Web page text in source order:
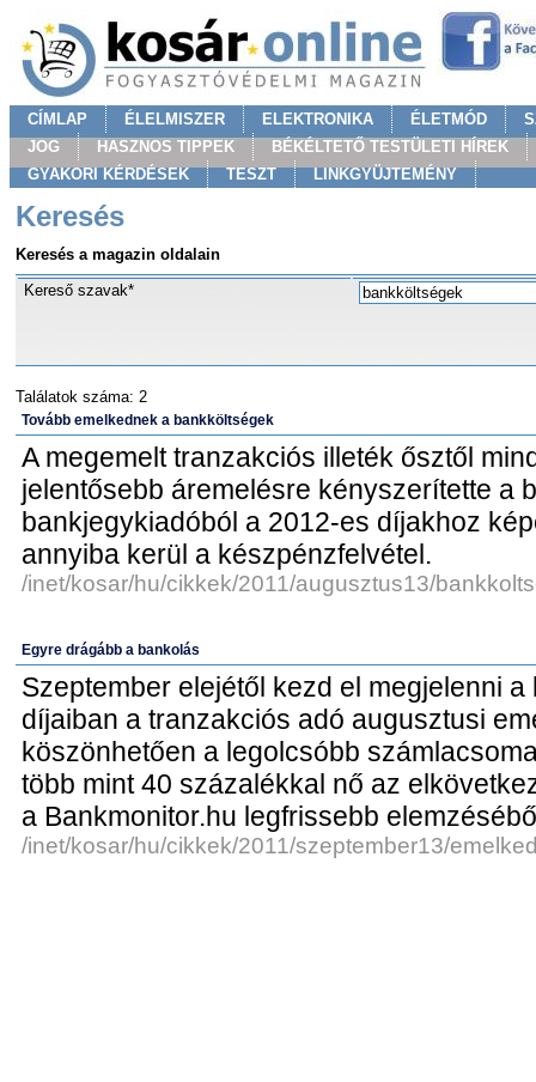
CÍMLAP ÉLELMISZER ELEKTRONIKA ÉLETMÓD
JOG
HASZNOS TIPPEK
BÉKÉLTETŐ TESTÜLETI HÍREK
GYAKORI KÉRDÉSEK
TESZT LINKGYÜJTEMÉNY
Keresés
Keresés a magazin oldalain
Kereső szavak*
Találatok száma: 2
Tovább emelkednek a bankköltségek
A megemelt tranzakciós illeték ősztől
jelentősebb áremelésre kényszerítette a
bankjegykiadóból a 2012-es díjakhoz
annyiba kerül a készpénzfelvétel.
/inet/kosar/hu/cikkek/2011/augusztus13/
Egyre drágább a bankolás
Szeptember elejétől kezd el megjelenni
díjaiban a tranzakciós adó augusztusi
köszönhetően a legolcsóbb
több mint 40 százalékkal nő az
a Bankmonitor.hu legfrissebb
/inet/kosar/hu/cikkek/2011/szeptember13/